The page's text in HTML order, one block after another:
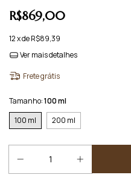
R$869,00
12x deR$89,39
Ver mais detalhes
Frete grátis
Tamanho:100 ml
100 ml
200 ml